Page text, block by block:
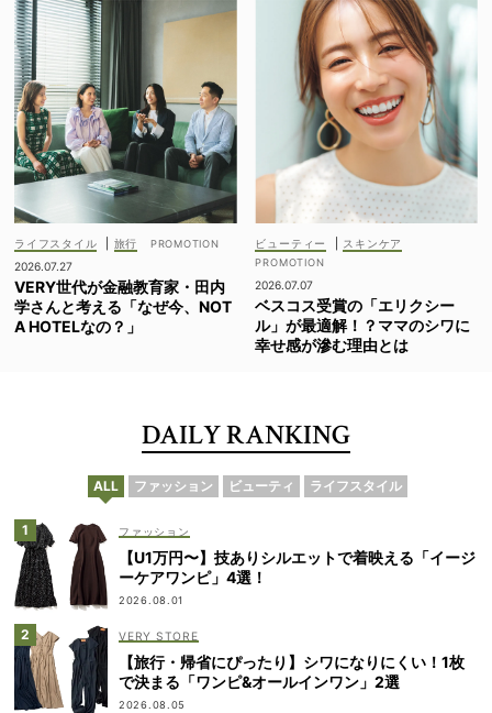
ライフスタイル
旅行
2026.07.27
VERY世代が金融教育家・田内
学さんと考える「なぜ今、NOT
A HOTELなの？」
ビューティー スキンケア
2026.07.07
ベスコス受賞の「エリクシー
ル」が最適解！？ママのシワに
幸せ感が滲む理由とは
DAILY RANKING
ALL ファッション ビューティ ライフスタイル
ファッション
【U1万円〜】技ありシルエットで着映える「イージ
ーケアワンピ」4選！
2026.08.01
VERY STORE
【旅行・帰省にぴったり】シワになりにくい！1枚
で決まる「ワンピ&オールインワン」2選
2026.08.05